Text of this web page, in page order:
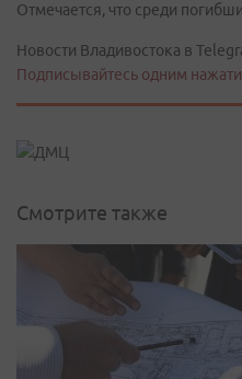
Отмечается, что среди
Новости Владивостока в
Подписывайтесь одним
Смотрите также